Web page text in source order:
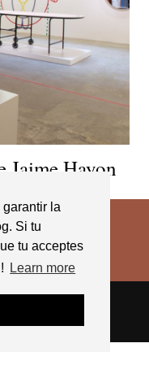
la
Si tu
tu acceptes
Learn more
Jaime Hayon
pipdig